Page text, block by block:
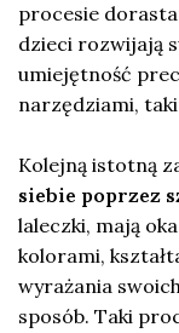
procesie
dzieci rozwijają
umiejętność
narzędziami,
Kolejną istotną
siebie poprzez
laleczki, mają
kolorami,
wyrażania
sposób. Taki